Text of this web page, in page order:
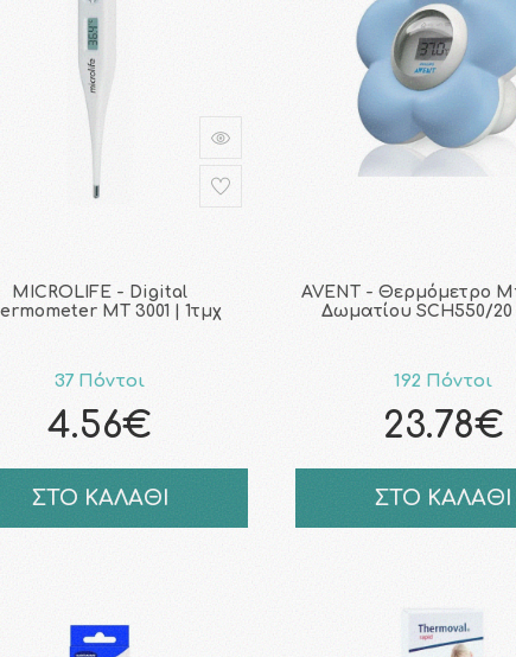
MICROLIFE - Digital
MT 3001 | 1τμχ
37 Πόντοι
4.56€
ΣΤΟ ΚΑΛΑΘΙ
AVENT - Θερμόμετρο
Δωματίου SCH550/20
192 Πόντοι
23.78€
ΣΤΟ ΚΑΛΑΘΙ